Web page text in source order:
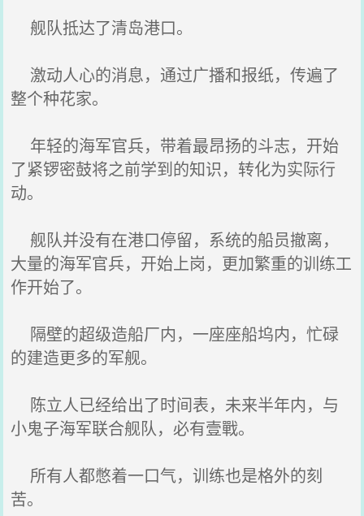
舰队抵达了清岛港口。
激动人心的消息，通过广播和报纸，传遍了
整个种花家。
年轻的海军官兵，带着最昂扬的斗志，开始
了紧锣密鼓将之前学到的知识，转化为实际行
动。
舰队并没有在港口停留，系统的船员撤离，
大量的海军官兵，开始上岗，更加繁重的训练工
作开始了。
隔壁的超级造船厂内，一座座船坞内，忙碌
的建造更多的军舰。
陈立人已经给出了时间表，未来半年内，与
小鬼子海军联合舰队，必有壹戰。
所有人都憋着一口气，训练也是格外的刻
苦。